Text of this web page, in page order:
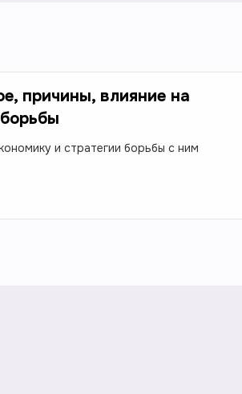
причины, влияние на
и стратегии борьбы с ним